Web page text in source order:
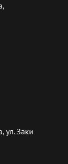
ул. Заки